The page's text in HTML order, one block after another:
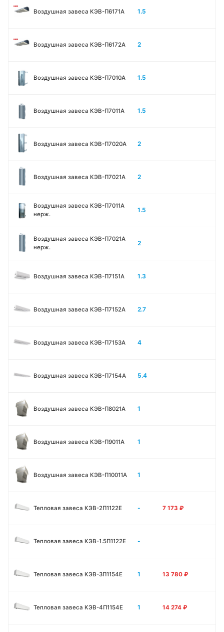
Воздушная завеса КЭВ-П6171А 1.5
Воздушная завеса КЭВ-П6172А 2
Воздушная завеса КЭВ-П7010A 1.5
Воздушная завеса КЭВ-П7011A 1.5
Воздушная завеса КЭВ-П7020A 2
Воздушная завеса КЭВ-П7021A 2
Воздушная завеса КЭВ-П7011A
нерж.
1.5
Воздушная завеса КЭВ-П7021A
нерж.
2
Воздушная завеса КЭВ-П7151A 1.3
Воздушная завеса КЭВ-П7152A 2.7
Воздушная завеса КЭВ-П7153A 4
Воздушная завеса КЭВ-П7154A 5.4
Воздушная завеса КЭВ-П8021A 1
Воздушная завеса КЭВ-П9011A 1
Воздушная завеса КЭВ-П10011A 1
Тепловая завеса КЭВ-2П1122E - 7 173 ₽
Тепловая завеса КЭВ-1.5П1122E -
Тепловая завеса КЭВ-3П1154E 1 13 780 ₽
Тепловая завеса КЭВ-4П1154E 1 14 274 ₽